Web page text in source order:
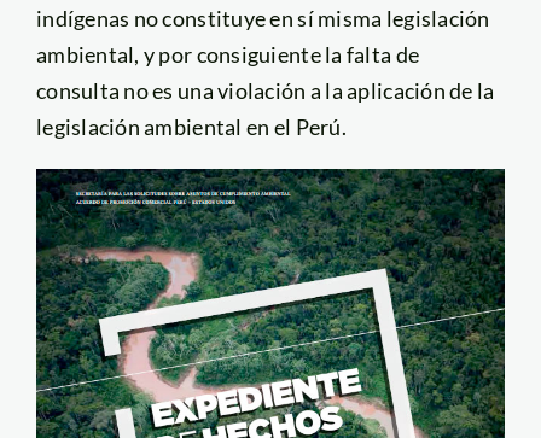
indígenas no constituye en sí misma legislación
ambiental, y por consiguiente la falta de
consulta no es una violación a la aplicación de la
legislación ambiental en el Perú.